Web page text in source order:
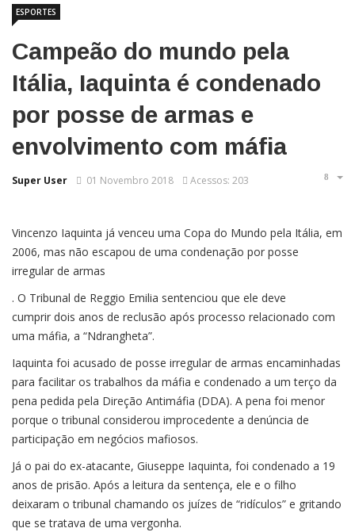
Campeão do mundo pela
Itália, Iaquinta é condenado
por posse de armas e
envolvimento com máfia
ESPORTES
Super User 01 Novembro 2018 Acessos: 203
Vincenzo Iaquinta já venceu uma Copa do Mundo pela Itália, em
2006, mas não escapou de uma condenação por posse
irregular de armas
. O Tribunal de Reggio Emilia sentenciou que ele deve
cumprir dois anos de reclusão após processo relacionado com
uma máfia, a “Ndrangheta”.
Iaquinta foi acusado de posse irregular de armas encaminhadas
para facilitar os trabalhos da máfia e condenado a um terço da
pena pedida pela Direção Antimáfia (DDA). A pena foi menor
porque o tribunal considerou improcedente a denúncia de
participação em negócios mafiosos.
Já o pai do ex-atacante, Giuseppe Iaquinta, foi condenado a 19
anos de prisão. Após a leitura da sentença, ele e o filho
deixaram o tribunal chamando os juízes de “ridículos” e gritando
que se tratava de uma vergonha.